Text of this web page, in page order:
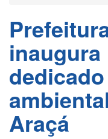
Araçá